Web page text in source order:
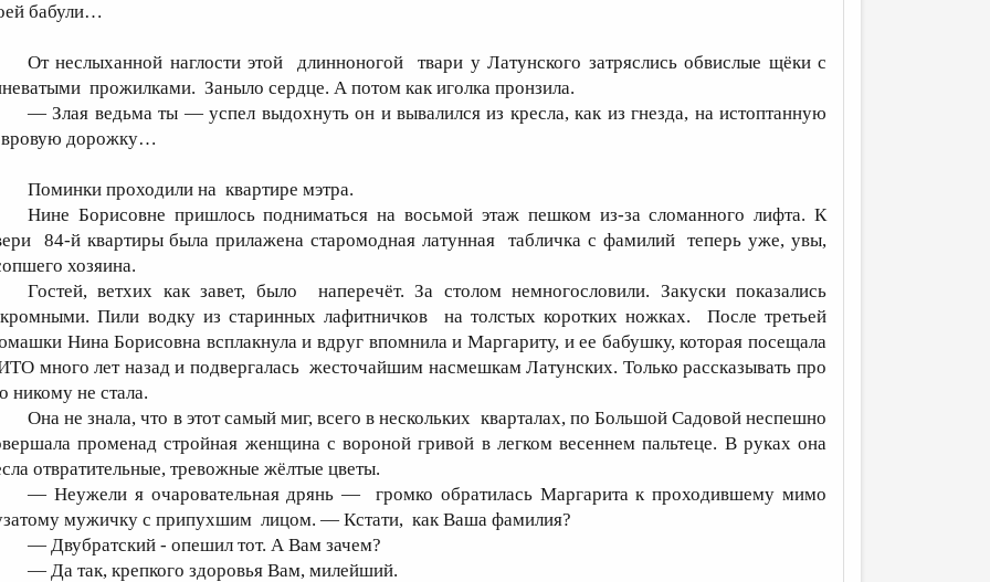
бабули…
От неслыханной наглости этой длинноногой твари у Латунского затряслись обвислые щёки с
прожилками. Заныло сердце. А потом как иголка пронзила.
— Злая ведьма ты — успел выдохнуть он и вывалился из кресла, как из гнезда, на истоптанную
дорожку…
Поминки проходили на квартире мэтра.
Нине Борисовне пришлось подниматься на восьмой этаж пешком из-за сломанного лифта. К
84-й квартиры была прилажена старомодная латунная табличка с фамилий теперь уже, увы,
хозяина.
Гостей, ветхих как завет, было наперечёт. За столом немногословили. Закуски показались
Пили водку из старинных лафитничков на толстых коротких ножках. После третьей
Нина Борисовна всплакнула и вдруг впомнила и Маргариту, и ее бабушку, которая посещала
много лет назад и подвергалась жесточайшим насмешкам Латунских. Только рассказывать про
никому не стала.
Она не знала, что в этот самый миг, всего в нескольких кварталах, по Большой Садовой неспешно
променад стройная женщина с вороной гривой в легком весеннем пальтеце. В руках она
отвратительные, тревожные жёлтые цветы.
— Неужели я очаровательная дрянь — громко обратилась Маргарита к проходившему мимо
мужичку с припухшим лицом. — Кстати, как Ваша фамилия?
— Двубратский - опешил тот. А Вам зачем?
— Да так, крепкого здоровья Вам, милейший.